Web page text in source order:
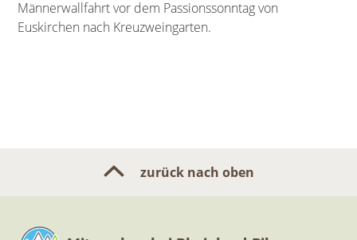
Männerwallfahrt vor dem Passionssonntag von
Euskirchen nach Kreuzweingarten.
zurück nach oben